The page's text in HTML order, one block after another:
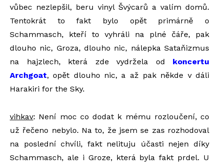
vůbec nezlepšil, beru vinyl Švýcarů a valím domů.
Tentokrát to fakt bylo opět primárně o
Schammasch, kteří to vyhráli na plné čáře, pak
dlouho nic, Groza, dlouho nic, nálepka Sataňizmus
na hajzlech, která zde vydržela od koncertu
Archgoat, opět dlouho nic, a až pak někde v dáli
Harakiri for the Sky.
vihkav: Není moc co dodat k mému rozloučení, co
už řečeno nebylo. Na to, že jsem se zas rozhodoval
na poslední chvíli, fakt nelituju účasti nejen díky
Schammasch, ale i Groze, která byla fakt prdel. U